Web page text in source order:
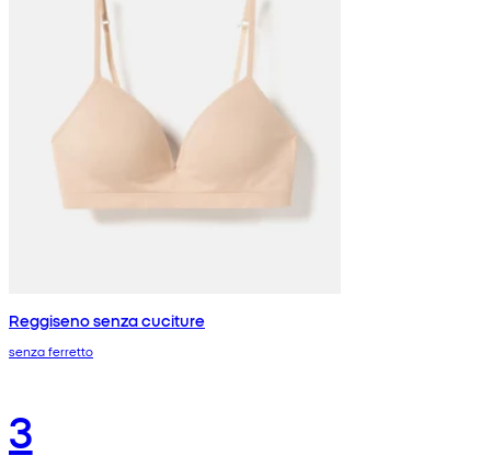
Reggiseno senza cuciture
senza ferretto
3